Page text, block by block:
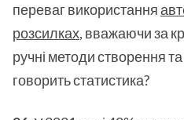
переваг використання
розсилках, вважаючи за
ручні методи створення
говорить статистика?